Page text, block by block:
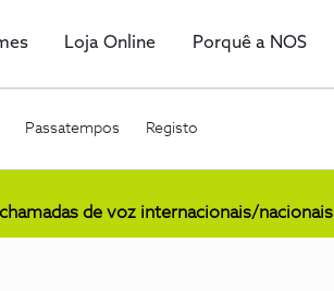
Loja Online Porquê a NOS
Passatempos Registo
de voz internacionais/nacionais